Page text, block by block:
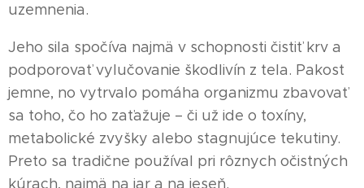
uzemnenia.
Jeho sila spočíva najmä v schopnosti čistiť krv a
podporovať vylučovanie škodlivín z tela. Pakost
jemne, no vytrvalo pomáha organizmu zbavovať
sa toho, čo ho zaťažuje – či už ide o toxíny,
metabolické zvyšky alebo stagnujúce tekutiny.
Preto sa tradične používal pri rôznych očistných
kúrach, najmä na jar a na jeseň.